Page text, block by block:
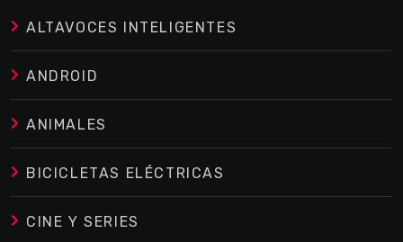
ALTAVOCES INTELIGENTES
ANDROID
ANIMALES
BICICLETAS ELÉCTRICAS
CINE Y SERIES